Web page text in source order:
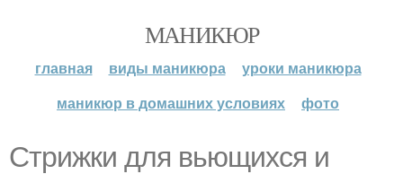
МАНИКЮР
главная виды маникюра
уроки маникюра
маникюр в домашних условиях
фото
Стрижки для вьющихся и